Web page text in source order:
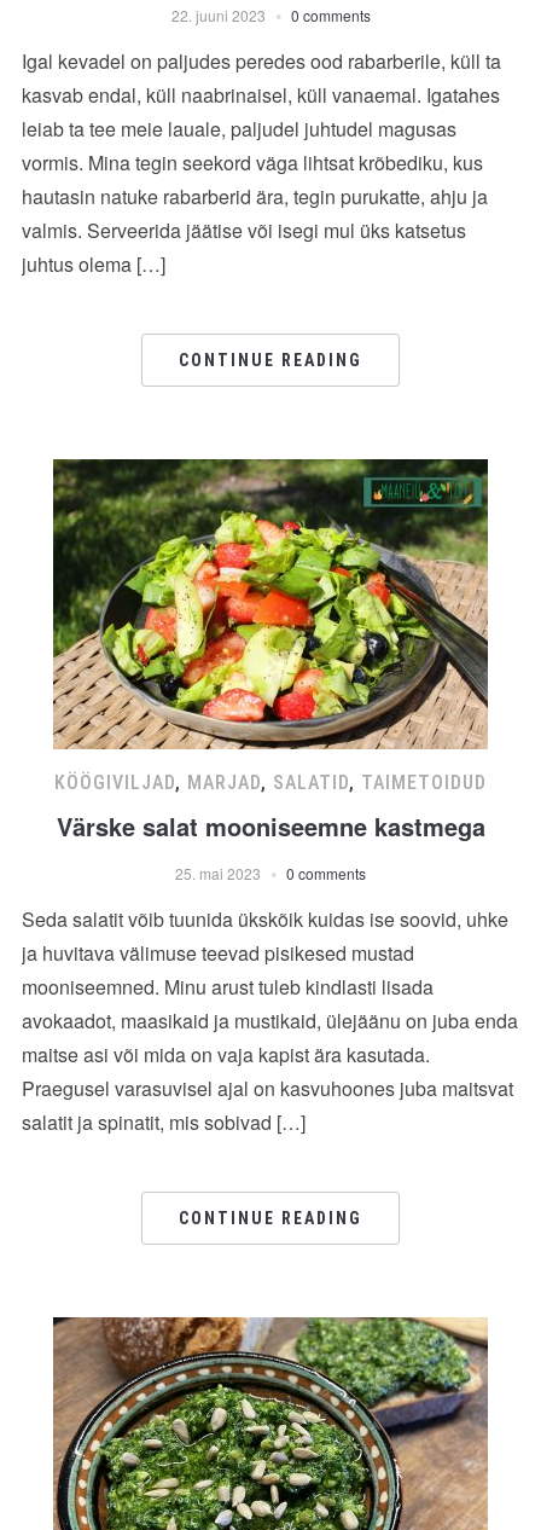
22. juuni 2023 0 comments
Igal kevadel on paljudes peredes ood rabarberile, küll ta
kasvab endal, küll naabrinaisel, küll vanaemal. Igatahes
leiab ta tee meie lauale, paljudel juhtudel magusas
vormis. Mina tegin seekord väga lihtsat krõbediku, kus
hautasin natuke rabarberid ära, tegin purukatte, ahju ja
valmis. Serveerida jäätise või isegi mul üks katsetus
juhtus olema […]
CONTINUE READING
KÖÖGIVILJAD, MARJAD, SALATID, TAIMETOIDUD
Värske salat mooniseemne kastmega
25. mai 2023 0 comments
Seda salatit võib tuunida ükskõik kuidas ise soovid, uhke
ja huvitava välimuse teevad pisikesed mustad
mooniseemned. Minu arust tuleb kindlasti lisada
avokaadot, maasikaid ja mustikaid, ülejäänu on juba enda
maitse asi või mida on vaja kapist ära kasutada.
Praegusel varasuvisel ajal on kasvuhoones juba maitsvat
salatit ja spinatit, mis sobivad […]
CONTINUE READING